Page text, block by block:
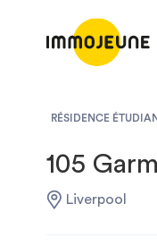
RÉSIDENCE
105
Liverpool